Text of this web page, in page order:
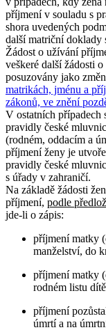
příjmení v souladu s
shora uvedených
další matriční doklady
Žádost o užívání
veškeré další žádosti
posuzovány jako
matrikách, jménu a
zákonů, ve znění
V ostatních případech
pravidly české
(rodném, oddacím a
příjmení ženy je
pravidly české
s úřady v zahraničí.
Na základě žádosti
příjmení, podle
jde-li o zápis:
příjmení matky
manželství, do
příjmení matky
rodném listu
příjmení
úmrtí a na